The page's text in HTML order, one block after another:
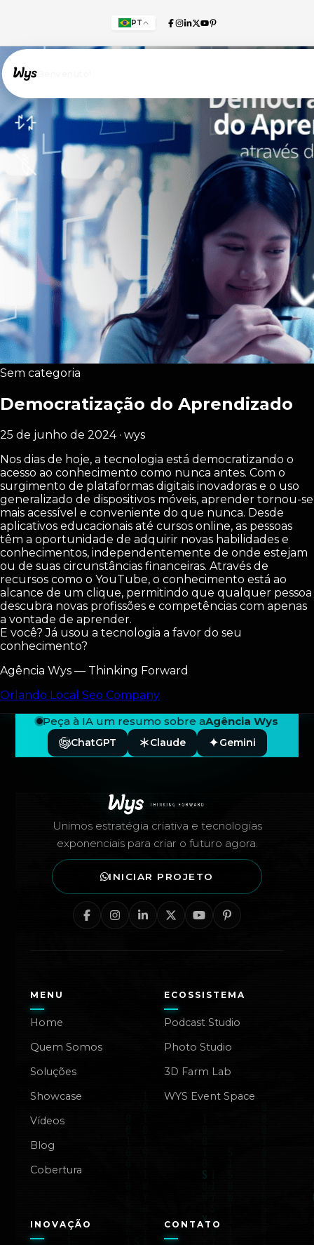
PT
Sem categoria
Democratização do Aprendizado
25 de junho de 2024 · wys
Nos dias de hoje, a tecnologia está democratizando o
acesso ao conhecimento como nunca antes. Com o
surgimento de plataformas digitais inovadoras e o uso
generalizado de dispositivos móveis, aprender tornou-se
mais acessível e conveniente do que nunca. Desde
aplicativos educacionais até cursos online, as pessoas
têm a oportunidade de adquirir novas habilidades e
conhecimentos, independentemente de onde estejam
ou de suas circunstâncias financeiras. Através de
recursos como o YouTube, o conhecimento está ao
alcance de um clique, permitindo que qualquer pessoa
descubra novas profissões e competências com apenas
a vontade de aprender.
E você? Já usou a tecnologia a favor do seu
conhecimento?
Agência Wys — Thinking Forward
Orlando Local Seo Company
Peça à IA um resumo sobre aAgência Wys
ChatGPT Claude Gemini
Unimos estratégia criativa e tecnologias
exponenciais para criar o futuro agora.
INICIAR PROJETO
MENU
Home
Quem Somos
Soluções
Showcase
Vídeos
Blog
Cobertura
ECOSSISTEMA
Podcast Studio
Photo Studio
3D Farm Lab
WYS Event Space
INOVAÇÃO CONTATO